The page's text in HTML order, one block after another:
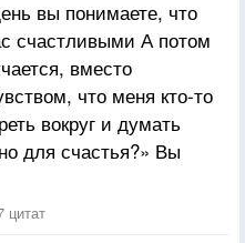
самая нежная нота
как в незапертом
меня не зови!
кроме
вы понимаете, что
счастливыми А потом
вместо
что меня кто-то
вокруг и думать
для счастья?» Вы
но ничего не
в сердце,
цитат